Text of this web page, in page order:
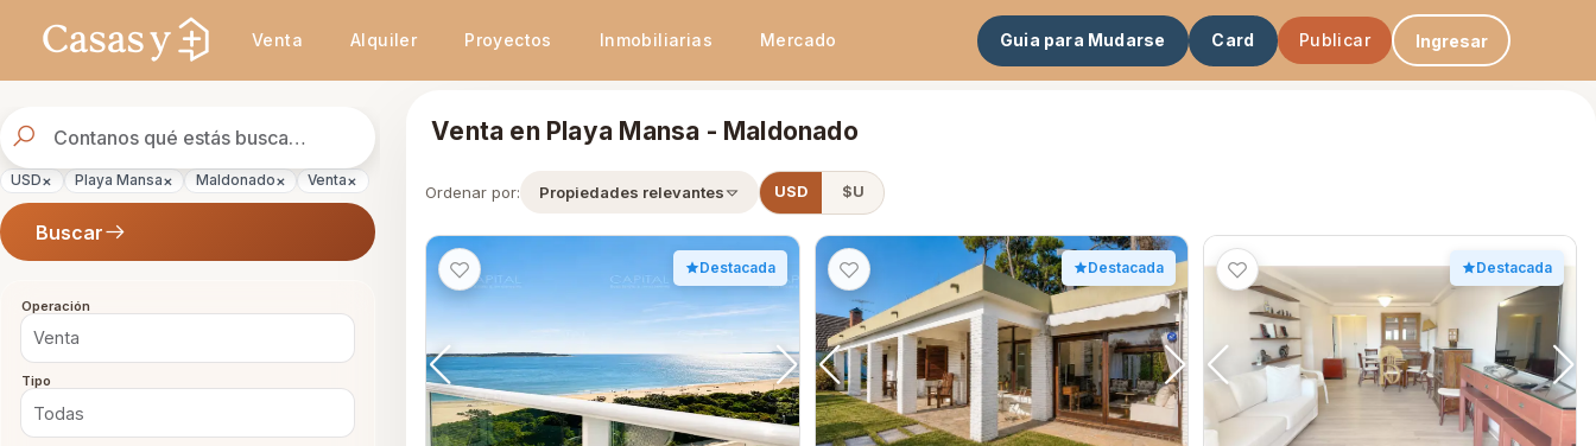
Venta Alquiler Proyectos Inmobiliarias Mercado Guia para Mudarse Card Publicar Ingresar
de
propiedades
USD× Playa Mansa× Maldonado× Venta×
Buscar
Operación
Tipo
Venta en Playa Mansa - Maldonado
Ordenar por: Propiedades relevantes USD $U
Destacada Destacada Destacada